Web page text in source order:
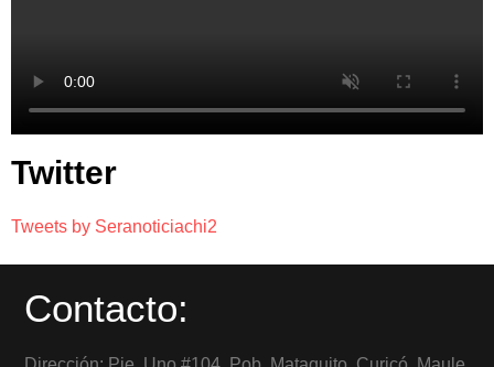
Twitter
Tweets by Seranoticiachi2
Contacto: